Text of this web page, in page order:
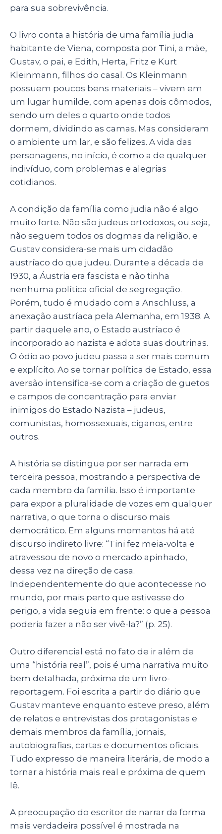
para sua sobrevivência.
O livro conta a história de uma família judia
habitante de Viena, composta por Tini, a mãe,
Gustav, o pai, e Edith, Herta, Fritz e Kurt
Kleinmann, filhos do casal. Os Kleinmann
possuem poucos bens materiais – vivem em
um lugar humilde, com apenas dois cômodos,
sendo um deles o quarto onde todos
dormem, dividindo as camas. Mas consideram
o ambiente um lar, e são felizes. A vida das
personagens, no início, é como a de qualquer
indivíduo, com problemas e alegrias
cotidianos.
A condição da família como judia não é algo
muito forte. Não são judeus ortodoxos, ou seja,
não seguem todos os dogmas da religião, e
Gustav considera-se mais um cidadão
austríaco do que judeu. Durante a década de
1930, a Áustria era fascista e não tinha
nenhuma política oficial de segregação.
Porém, tudo é mudado com a Anschluss, a
anexação austríaca pela Alemanha, em 1938. A
partir daquele ano, o Estado austríaco é
incorporado ao nazista e adota suas doutrinas.
O ódio ao povo judeu passa a ser mais comum
e explícito. Ao se tornar política de Estado, essa
aversão intensifica-se com a criação de guetos
e campos de concentração para enviar
inimigos do Estado Nazista – judeus,
comunistas, homossexuais, ciganos, entre
outros.
A história se distingue por ser narrada em
terceira pessoa, mostrando a perspectiva de
cada membro da família. Isso é importante
para expor a pluralidade de vozes em qualquer
narrativa, o que torna o discurso mais
democrático. Em alguns momentos há até
discurso indireto livre: “Tini fez meia-volta e
atravessou de novo o mercado apinhado,
dessa vez na direção de casa.
Independentemente do que acontecesse no
mundo, por mais perto que estivesse do
perigo, a vida seguia em frente: o que a pessoa
poderia fazer a não ser vivê-la?” (p. 25).
Outro diferencial está no fato de ir além de
uma “história real”, pois é uma narrativa muito
bem detalhada, próxima de um livro-
reportagem. Foi escrita a partir do diário que
Gustav manteve enquanto esteve preso, além
de relatos e entrevistas dos protagonistas e
demais membros da família, jornais,
autobiografias, cartas e documentos oficiais.
Tudo expresso de maneira literária, de modo a
tornar a história mais real e próxima de quem
lê.
A preocupação do escritor de narrar da forma
mais verdadeira possível é mostrada na